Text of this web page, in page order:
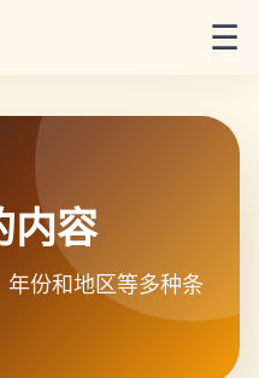
☰
内容
份和地区等多种条